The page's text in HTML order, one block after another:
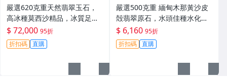
嚴選620克重天然翡翠玉石，
高冰種莫西沙精品，冰質足夠
出色適合收藏。高冰翡翠 翡翠
原石 翡翠手札
$ 72,000 95折
折扣碼 直購
嚴選500克重 緬甸木那黃沙皮
殻翡翠原石，水頭佳種水化
開，肉質細膩強壓手感，皮殼
完整，適合打造手鐲、把件及
牌子，天然A貨翡翠可收藏。
$ 6,160 95折
折扣碼 直購